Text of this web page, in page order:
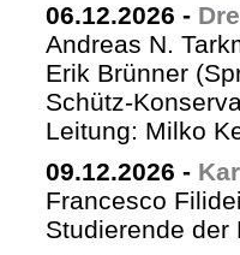
06.12.2026 -
Andreas N.
Erik Brünner
Schütz-
Leitung: Milko
09.12.2026 -
Francesco
Studierende der